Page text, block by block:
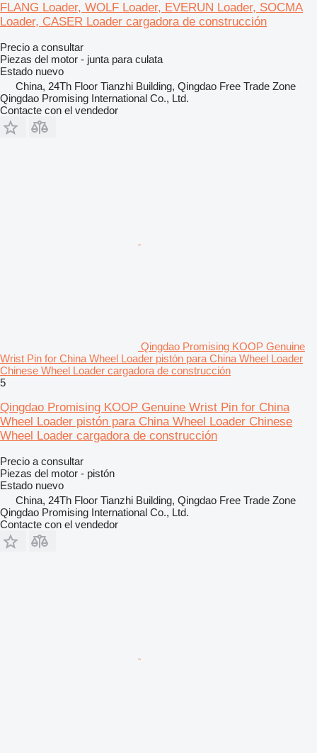
FLANG Loader, WOLF Loader, EVERUN Loader, SOCMA
Loader, CASER Loader cargadora de construcción
Precio a consultar
Piezas del motor - junta para culata
Estado nuevo
China, 24Th Floor Tianzhi Building, Qingdao Free Trade Zone
Qingdao Promising International Co., Ltd.
Contacte con el vendedor
Qingdao Promising KOOP Genuine
Wrist Pin for China Wheel Loader pistón para China Wheel Loader
Chinese Wheel Loader cargadora de construcción
5
Qingdao Promising KOOP Genuine Wrist Pin for China
Wheel Loader pistón para China Wheel Loader Chinese
Wheel Loader cargadora de construcción
Precio a consultar
Piezas del motor - pistón
Estado nuevo
China, 24Th Floor Tianzhi Building, Qingdao Free Trade Zone
Qingdao Promising International Co., Ltd.
Contacte con el vendedor